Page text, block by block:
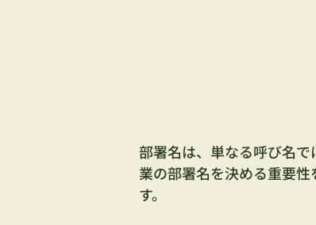
部署名は、単なる呼び名
業の部署名を決める重要
す。